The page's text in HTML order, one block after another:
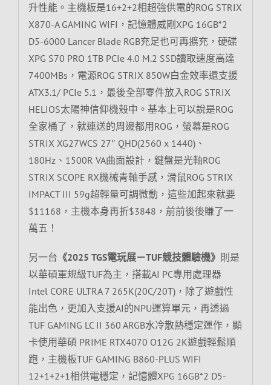
升性能。主機板是16+2+2相超強供電的ROG STRIX
X870-A GAMING WIFI，記憶體威剛XPG 16GB*2
D5-6000 Lancer Blade RGB充足也可再擴充，硬碟
XPG S70 PRO 1TB PCIe 4.0 M.2 SSD讀取速度高達
7400MBs，電源ROG STRIX 850W白金效率還支援
ATX3.1/ PCIe 5.1，最後全部零件放入ROG STRIX
HELIOS太陽神信仰機殼中。基本上可以說是ROG
全家桶了，就連送的周邊都用ROG，螢幕是ROG
STRIX XG27WCS 27″ QHD(2560 x 1440)、
180Hz、1500R VA曲面設計，鍵盤是光軸ROG
STRIX SCOPE RX機械青軸手感，滑鼠ROG STRIX
IMPACT III 59g超輕量可調微動，這些加起來就要
$11168，主機本身再折$3848，前前後後賺了一
萬五！
另一台 《2025 TGS電玩展－TUF競技體驗機》 則是
以華碩軍規級TUF為主，搭載AI PC專用處理器
Intel CORE ULTRA 7 265K(20C/20T)，除了遊戲性
能出色，更加入支援AI的NPU運算單元，再透過
TUF GAMING LC II 360 ARGB水冷散熱穩定運作，顯
卡使用華碩 PRIME RTX4070 O12G 2K遊戲輕鬆順
跑，主機板TUF GAMING B860-PLUS WIFI
12+1+2+1相供電穩定，記憶體XPG 16GB*2 D5-